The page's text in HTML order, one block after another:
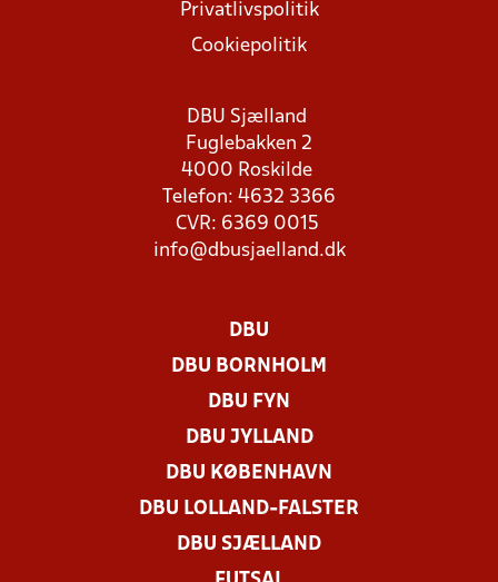
Privatlivspolitik
Cookiepolitik
DBU Sjælland
Fuglebakken 2
4000 Roskilde
Telefon: 4632 3366
CVR: 6369 0015
info@dbusjaelland.dk
DBU
DBU BORNHOLM
DBU FYN
DBU JYLLAND
DBU KØBENHAVN
DBU LOLLAND-FALSTER
DBU SJÆLLAND